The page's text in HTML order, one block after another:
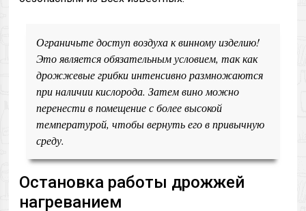
Ограничьте доступ воздуха к винному изделию!
Это является обязательным условием, так как
дрожжевые грибки интенсивно размножаются
при наличии кислорода. Затем вино можно
перенести в помещение с более высокой
температурой, чтобы вернуть его в привычную
среду.
Остановка работы дрожжей
нагреванием